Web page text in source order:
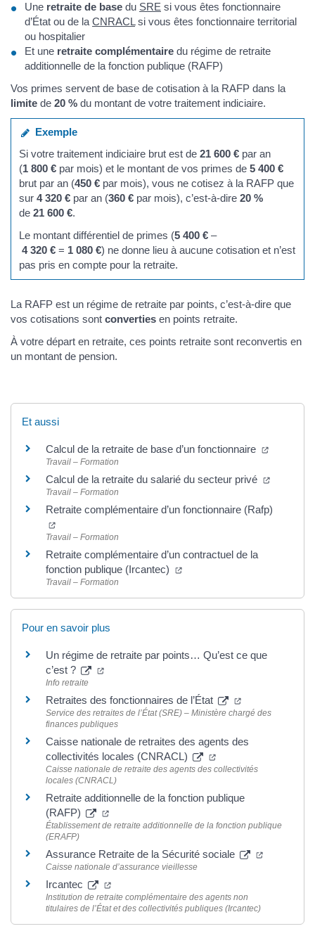
Une retraite de base du SRE si vous êtes fonctionnaire
d’État ou de la CNRACL si vous êtes fonctionnaire territorial
ou hospitalier
Et une retraite complémentaire du régime de retraite
additionnelle de la fonction publique (RAFP)
Vos primes servent de base de cotisation à la RAFP dans la
limite de 20 % du montant de votre traitement indiciaire.
Exemple
Si votre traitement indiciaire brut est de21 600 € par an
(1 800 € par mois) et le montant de vos primes de5 400 €
brut par an (450 € par mois), vous ne cotisez à la RAFP que
sur4 320 € par an (360 € par mois), c’est-à-dire20 %
de21 600 €.
Le montant différentiel de primes (5 400 € –
4 320 € = 1 080 €) ne donne lieu à aucune cotisation et n’est
pas pris en compte pour la retraite.
La RAFP est un régime de retraite par points, c’est-à-dire que
vos cotisations sont converties en points retraite.
À votre départ en retraite, ces points retraite sont reconvertis en
un montant de pension.
Et aussi
Calcul de la retraite de base d’un fonctionnaire
Travail – Formation
Calcul de la retraite du salarié du secteur privé
Travail – Formation
Retraite complémentaire d’un fonctionnaire (Rafp)
Travail – Formation
Retraite complémentaire d’un contractuel de la
fonction publique (Ircantec)
Travail – Formation
Pour en savoir plus
Un régime de retraite par points… Qu’est ce que
c’est ?
Info retraite
Retraites des fonctionnaires de l’État
Service des retraites de l’État (SRE) – Ministère chargé des
finances publiques
Caisse nationale de retraites des agents des
collectivités locales (CNRACL)
Caisse nationale de retraite des agents des collectivités
locales (CNRACL)
Retraite additionnelle de la fonction publique
(RAFP)
Établissement de retraite additionnelle de la fonction publique
(ERAFP)
Assurance Retraite de la Sécurité sociale
Caisse nationale d’assurance vieillesse
Ircantec
Institution de retraite complémentaire des agents non
titulaires de l’État et des collectivités publiques (Ircantec)